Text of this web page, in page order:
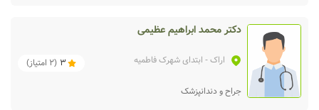
دکتر محمد ابراهیم عظیمی
اراک- ابتدای شهرک فاطمیه 3
(
2 امتیاز)
جراح و دندانپزشک